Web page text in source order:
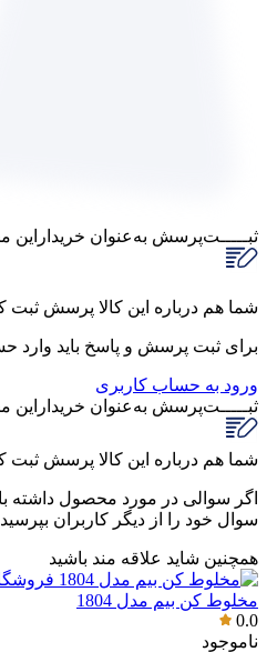
ثبـــــت‌پرسش به‌عنوان
شما هم درباره این کالا پرسش ثبت
برای ثبت پرسش و پاسخ باید وارد
ورود به حساب کاربری
ثبـــــت‌پرسش به‌عنوان
شما هم درباره این کالا پرسش ثبت
اگر سوالی در مورد محصول داشته
سوال خود را از دیگر کاربران بپرسید
همچنین شاید علاقه مند باشید
مخلوط کن بیم مدل 1804
0.0
ناموجود